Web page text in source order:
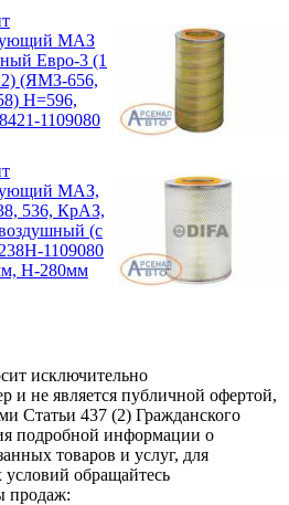
МАЗ
Евро-3 (1
2) (ЯМЗ-656,
H=596,
1109080
МАЗ,
536, КрАЗ,
(с
1109080
H-280мм
исключительно
и не является публичной офертой,
Статьи 437 (2) Гражданского
подробной информации о
товаров и услуг, для
обращайтесь
продаж: